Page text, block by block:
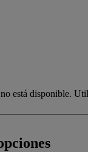
está disponible.